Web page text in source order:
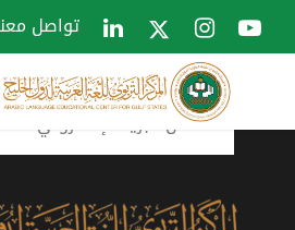
تواصل
الاشتراك في النشرة